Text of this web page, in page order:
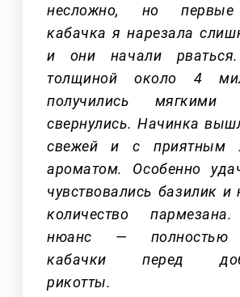
несложно, но первые
кабачка я нарезала
и они начали
толщиной около 4
получились
свернулись. Начинка
свежей и с приятным
ароматом. Особенно
чувствовались базилик и
количество
нюанс — полностью
кабачки перед
рикотты.